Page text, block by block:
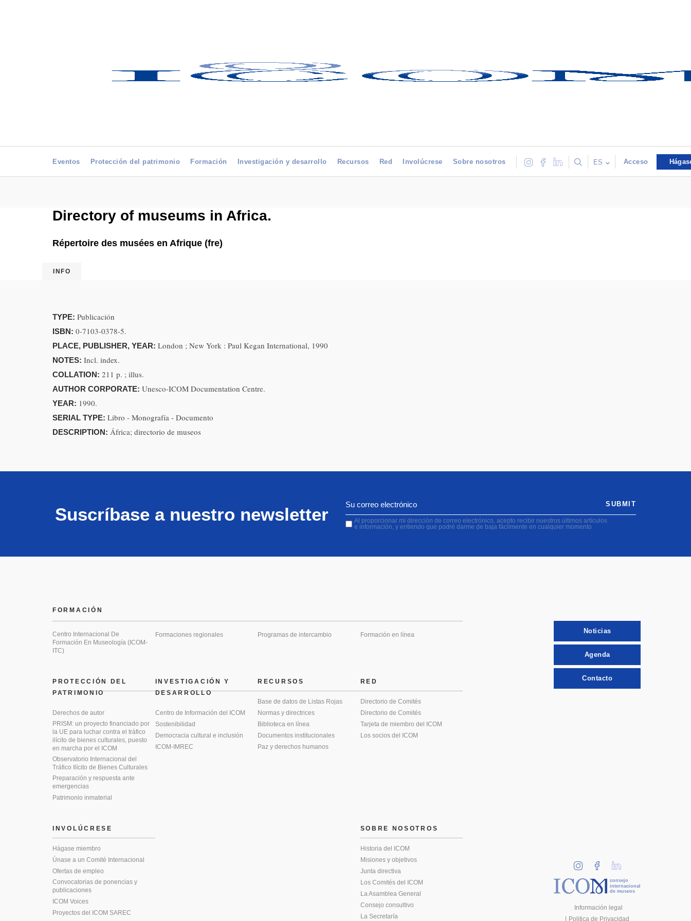
Eventos Protección del patrimonio Formación Investigación y desarrollo Recursos Red Involúcrese Sobre nosotros ES Acceso
Directory of museums in Africa.
Répertoire des musées en Afrique (fre)
INFO
TYPE: Publicación
ISBN: 0-7103-0378-5.
PLACE, PUBLISHER, YEAR: London ; New York : Paul Kegan International, 1990
NOTES: Incl. index.
COLLATION: 211 p. ; illus.
AUTHOR CORPORATE: Unesco-ICOM Documentation Centre.
YEAR: 1990.
SERIAL TYPE: Libro - Monografía - Documento
DESCRIPTION: África; directorio de museos
Suscríbase a nuestro newsletter
Al proporcionar mi dirección de correo electrónico, acepto recibir nuestros últimos artículos
e información, y entiendo que podré darme de baja fácilmente en cualquier momento
SUBMIT
PROTECCIÓN DEL
PATRIMONIO
Derechos de autor
PRISM: un proyecto financiado por
la UE para luchar contra el tráfico
ilícito de bienes culturales, puesto
en marcha por el ICOM
Observatorio Internacional del
Tráfico Ilícito de Bienes Culturales
Preparación y respuesta ante
emergencias
Patrimonio inmaterial
FORMACIÓN
Centro Internacional De
Formación En Museología (ICOM-
ITC)
Formaciones regionales Programas de intercambio Formación en línea
INVESTIGACIÓN Y
DESARROLLO
Centro de Información del ICOM
Sostenibilidad
Democracia cultural e inclusión
ICOM-IMREC
RECURSOS
Base de datos de Listas Rojas
Normas y directrices
Biblioteca en línea
Documentos institucionales
Paz y derechos humanos
RED
Directorio de Comités
Directorio de Comités
Tarjeta de miembro del ICOM
Los socios del ICOM
INVOLÚCRESE
Hágase miembro
Únase a un Comité Internacional
Ofertas de empleo
Convocatorias de ponencias y
publicaciones
ICOM Voices
Proyectos del ICOM SAREC
SOBRE NOSOTROS
Historia del ICOM
Misiones y objetivos
Junta directiva
Los Comités del ICOM
La Asamblea General
Consejo consultivo
La Secretaría
Noticias
Agenda
Contacto
consejo
internacional
de museos
Información legal
Politica de Privacidad